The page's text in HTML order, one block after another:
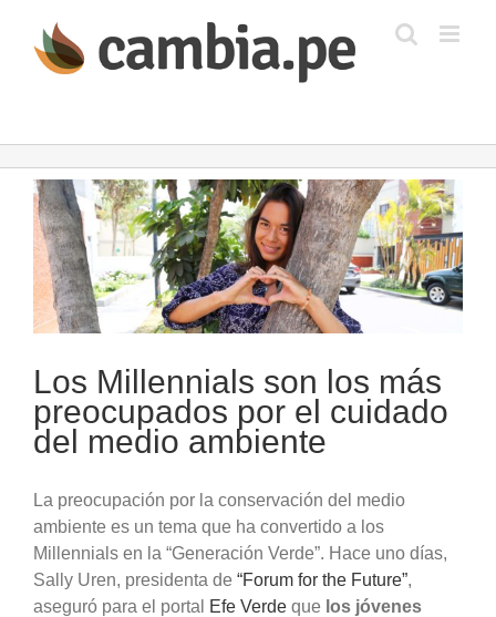
contenido
Ver
imagen
más
grande
Los Millennials son los más
preocupados por el cuidado
del medio ambiente
La preocupación por la conservación del medio
ambiente es un tema que ha convertido a los
Millennials en la “Generación Verde”. Hace uno días,
Sally Uren, presidenta de “Forum for the Future”,
aseguró para el portal
Efe Verde que los jóvenes